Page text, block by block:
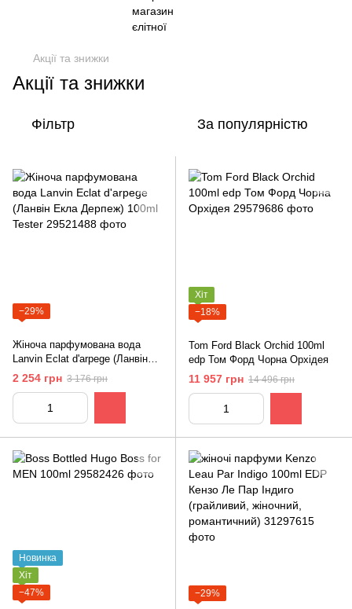
Акції та знижки
Акції та знижки
Фільтр За популярністю
−29%
Жіноча парфумована вода
Lanvin Eclat d'arpege (Ланвін
Екла Дерпеж) 100ml Tester
2 254 грн 3 176 грн
Хіт
−18%
Tom Ford Black Orchid 100ml
edp Том Форд Чорна Орхідея
11 957 грн 14 496 грн
Новинка
Хіт
−47%
−29%